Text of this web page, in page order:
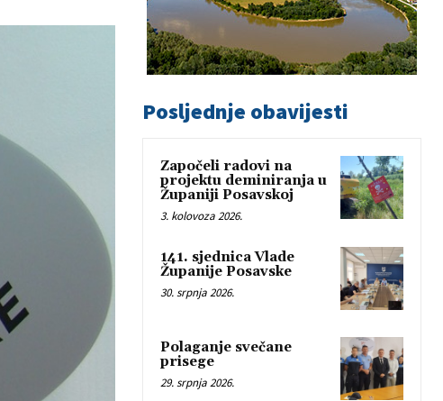
Posljednje obavijesti
Započeli radovi na
projektu deminiranja u
Županiji Posavskoj
3. kolovoza 2026.
141. sjednica Vlade
Županije Posavske
30. srpnja 2026.
Polaganje svečane
prisege
29. srpnja 2026.